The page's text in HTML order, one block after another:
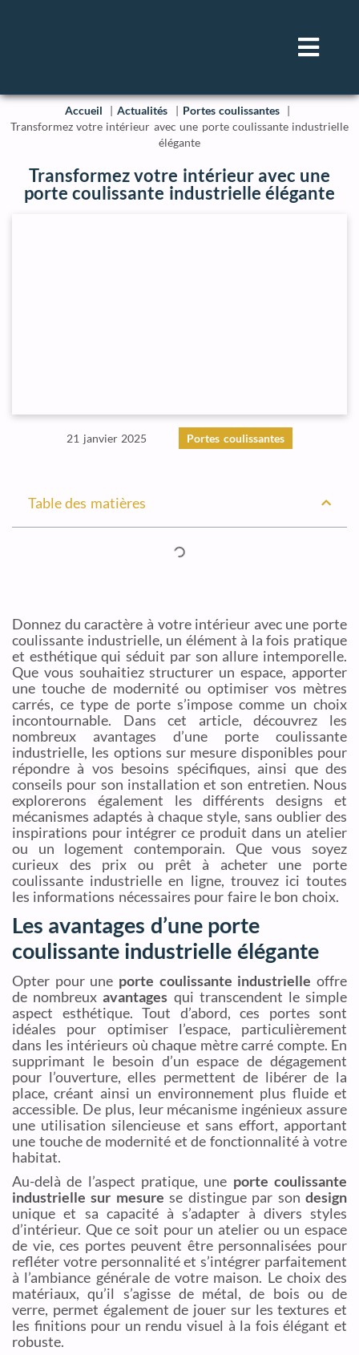
Accueil Actualités
Portes coulissantes
Transformez votre intérieur avec une porte coulissante industrielle
élégante
Transformez votre intérieur avec une
porte coulissante industrielle élégante
21 janvier 2025 Portes coulissantes
Table des matières
Donnez du caractère à votre intérieur avec une porte
coulissante industrielle, un élément à la fois pratique
et esthétique qui séduit par son allure intemporelle.
Que vous souhaitiez structurer un espace, apporter
une touche de modernité ou optimiser vos mètres
carrés, ce type de porte s’impose comme un choix
incontournable. Dans cet article, découvrez les
nombreux avantages d’une porte coulissante
industrielle, les options sur mesure disponibles pour
répondre à vos besoins spécifiques, ainsi que des
conseils pour son installation et son entretien. Nous
explorerons également les différents designs et
mécanismes adaptés à chaque style, sans oublier des
inspirations pour intégrer ce produit dans un atelier
ou un logement contemporain. Que vous soyez
curieux des prix ou prêt à acheter une porte
coulissante industrielle en ligne, trouvez ici toutes
les informations nécessaires pour faire le bon choix.
Les avantages d’une porte
coulissante industrielle élégante
Opter pour une porte coulissante industrielle offre
de nombreuxavantages qui transcendent le simple
aspect esthétique. Tout d’abord, ces portes sont
idéales pour optimiser l’espace, particulièrement
dans les intérieurs où chaque mètre carré compte. En
supprimant le besoin d’un espace de dégagement
pour l’ouverture, elles permettent de libérer de la
place, créant ainsi un environnement plus fluide et
accessible. De plus, leur mécanisme ingénieux assure
une utilisation silencieuse et sans effort, apportant
une touche de modernité et de fonctionnalité à votre
habitat.
Au-delà de l’aspect pratique, une porte coulissante
industrielle sur mesure se distingue par sondesign
unique et sa capacité à s’adapter à divers styles
d’intérieur. Que ce soit pour un atelier ou un espace
de vie, ces portes peuvent être personnalisées pour
refléter votre personnalité et s’intégrer parfaitement
à l’ambiance générale de votre maison. Le choix des
matériaux, qu’il s’agisse de métal, de bois ou de
verre, permet également de jouer sur les textures et
les finitions pour un rendu visuel à la fois élégant et
robuste.